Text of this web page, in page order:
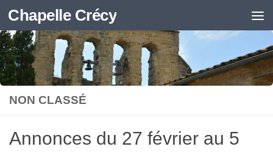
Skip to content
Chapelle Crécy
NON CLASSÉ
Annonces du 27 février au 5